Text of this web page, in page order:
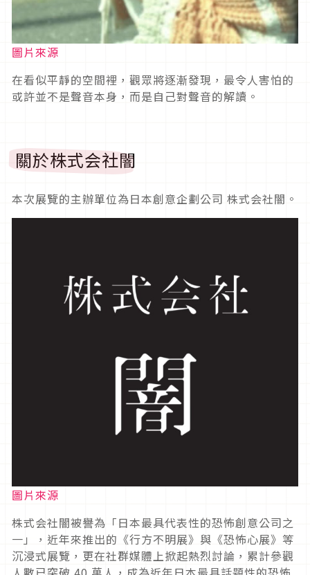
圖片來源
在看似平靜的空間裡，觀眾將逐漸發現，最令人害怕的
或許並不是聲音本身，而是自己對聲音的解讀。
關於株式会社闇
本次展覽的主辦單位為日本創意企劃公司 株式会社闇。
圖片來源
株式会社闇被譽為「日本最具代表性的恐怖創意公司之
一」，近年來推出的《行方不明展》與《恐怖心展》等
沉浸式展覽，更在社群媒體上掀起熱烈討論，累計參觀